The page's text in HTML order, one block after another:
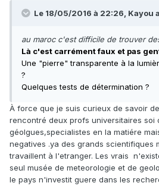
Le 18/05/2016 à 22:26, Kayou
au maroc c'est difficile de trouver
Là c'est carrément faux et pas
Une "pierre" transparente à la
?
Quelques tests de détermination ?
À force que je suis curieux de savoir
rencontré deux profs universitaires soi
géolgues,specialistes en la matiére
negatives .ya des grands scientifiques
travaillent à l'etranger. Les vrais
seul musée de meteorologie et de
le pays n'investit guere dans les